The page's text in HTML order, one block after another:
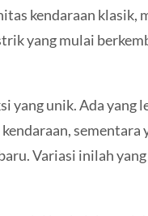
kendaraan klasik,
yang mulai
yang unik. Ada yang
sementara
Variasi inilah